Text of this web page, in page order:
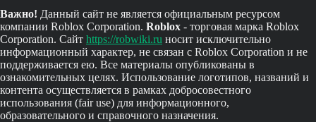
Важно! Данный сайт не является официальным ресурсом
компании Roblox Corporation. Roblox - торговая марка Roblox
Corporation. Сайт https://robwiki.ru носит исключительно
информационный характер, не связан с Roblox Corporation и не
поддерживается ею. Все материалы опубликованы в
ознакомительных целях. Использование логотипов, названий и
контента осуществляется в рамках добросовестного
использования (fair use) для информационного,
образовательного и справочного назначения.